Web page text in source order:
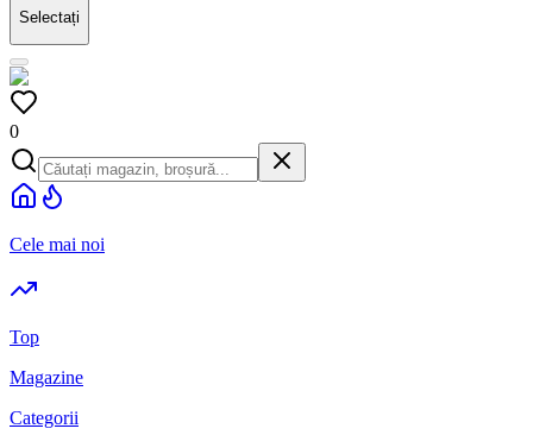
Selectați
0
Cele mai noi
Top
Magazine
Categorii